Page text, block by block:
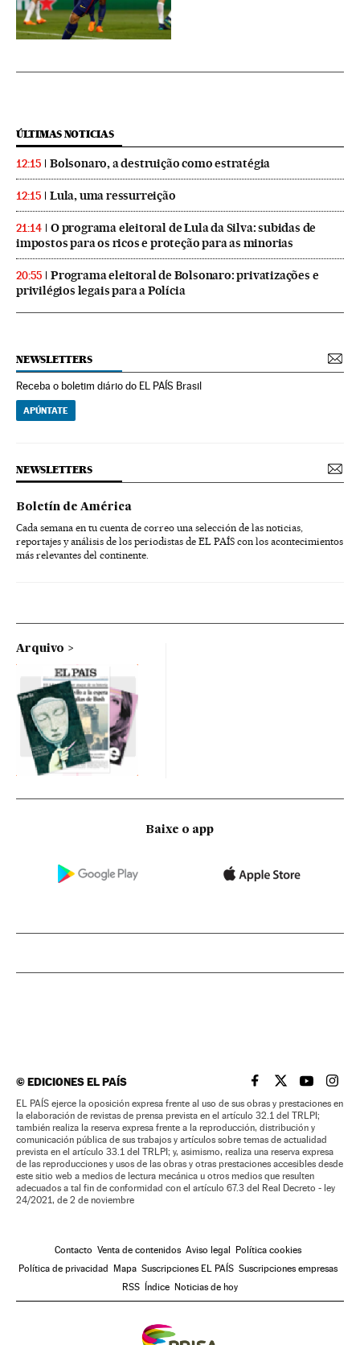
ÚLTIMAS NOTICIAS
12:15 Bolsonaro, a destruição como estratégia
12:15 Lula, uma ressurreição
21:14
O programa eleitoral de Lula da Silva: subidas de
impostos para os ricos e proteção para as minorias
20:55
Programa eleitoral de Bolsonaro: privatizações e
privilégios legais para a Polícia
NEWSLETTERS
Receba o boletim diário do EL PAÍS Brasil
APÚNTATE
NEWSLETTERS
Boletín de América
Cada semana en tu cuenta de correo una selección de las noticias,
reportajes y análisis de los periodistas de EL PAÍS con los acontecimientos
más relevantes del continente.
Arquivo
Baixe o app
©EDICIONES EL PAÍS EL PAÍS BRASIL EN
EL PAÍSEL PAÍS
EL
EL PAÍS ejerce la oposición expresa frente al uso de sus obras y prestaciones en
la elaboración de revistas de prensa prevista en el artículo 32.1 del TRLPI;
también realiza la reserva expresa frente a la reproducción, distribución y
comunicación pública de sus trabajos y artículos sobre temas de actualidad
prevista en el artículo 33.1 del TRLPI; y, asimismo, realiza una reserva expresa
de las reproducciones y usos de las obras y otras prestaciones accesibles desde
este sitio web a medios de lectura mecánica u otros medios que resulten
adecuados a tal fin de conformidad con el artículo 67.3 del Real Decreto - ley
24/2021, de 2 de noviembre
Contacto Venta de contenidos Aviso legal
Política cookies
Política de privacidad
Mapa Suscripciones EL PAÍS Suscripciones empresas
RSS
Índice Noticias de hoy